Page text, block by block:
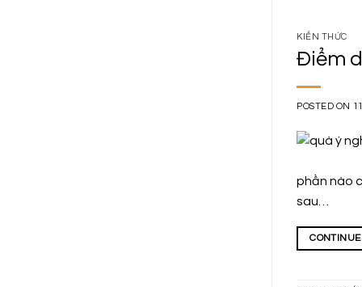
KIẾN THỨC
Điểm
POSTED ON
phần nào
sau…